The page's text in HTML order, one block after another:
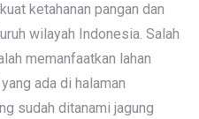
ketahanan pangan dan
wilayah Indonesia. Salah
memanfaatkan lahan
ada di halaman
sudah ditanami jagung